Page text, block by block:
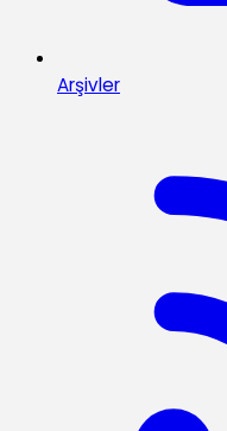
Arşivler